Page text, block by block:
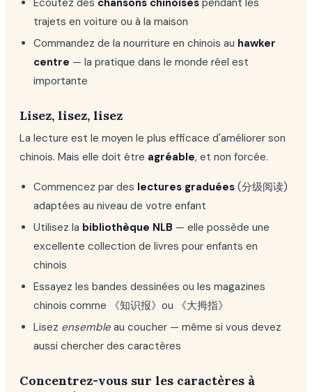
Écoutez des chansons chinoises pendant les
trajets en voiture ou à la maison
Commandez de la nourriture en chinois au hawker
centre — la pratique dans le monde réel est
importante
Lisez, lisez, lisez
La lecture est le moyen le plus efficace d'améliorer son
chinois. Mais elle doit être agréable, et non forcée.
Commencez par des lectures graduées (分级阅读)
adaptées au niveau de votre enfant
Utilisez la bibliothèque NLB — elle possède une
excellente collection de livres pour enfants en
chinois
Essayez les bandes dessinées ou les magazines
chinois comme 《知识报》ou 《大拇指》
Lisez ensemble au coucher — même si vous devez
aussi chercher des caractères
Concentrez-vous sur les caractères à